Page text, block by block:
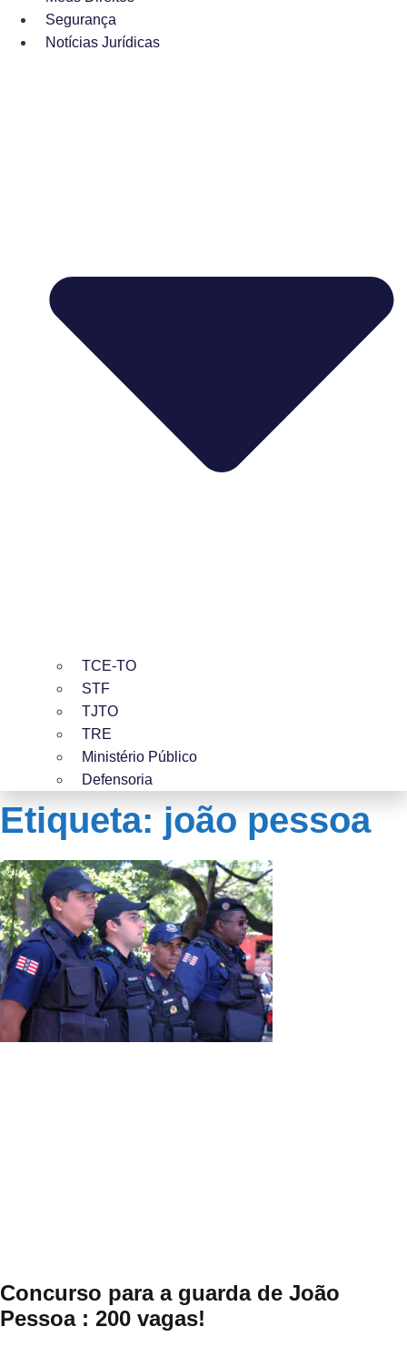
Segurança
Notícias Jurídicas
TCE-TO
STF
TJTO
TRE
Ministério Público
Defensoria
Etiqueta: joão pessoa
Concurso para a guarda de João
Pessoa : 200 vagas!